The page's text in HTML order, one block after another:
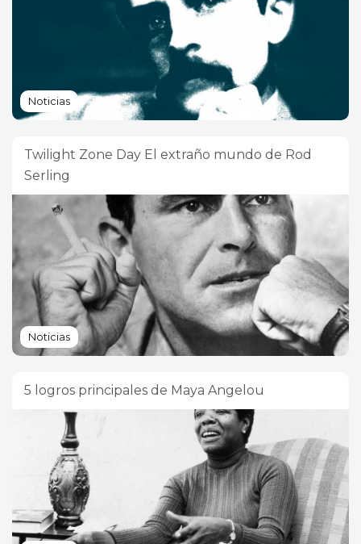
Noticias
Twilight Zone Day El extraño mundo de Rod
Serling
Noticias
5 logros principales de Maya Angelou